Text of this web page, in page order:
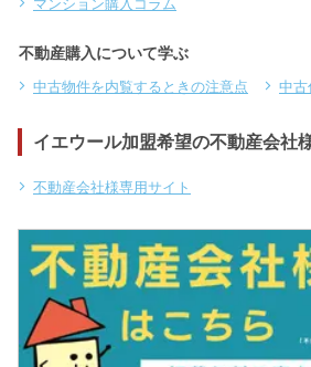
マンション購入コラム
不動産購入について学ぶ
中古物件を内覧するときの注意点 中古
イエウール加盟希望の不動産会社
不動産会社様専用サイト